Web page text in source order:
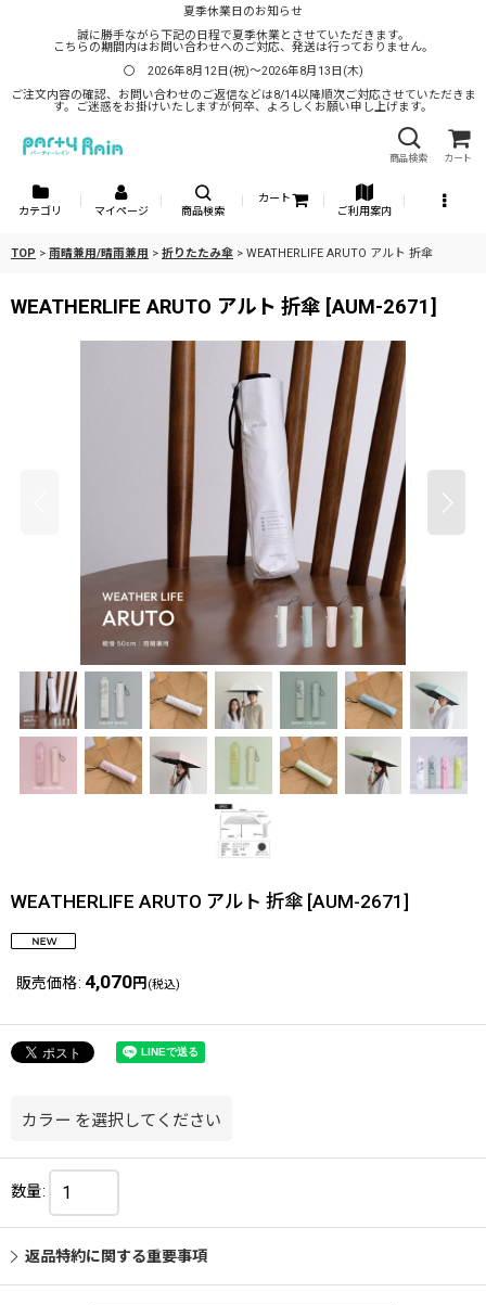
夏季休業日のお知らせ
誠に勝手ながら下記の日程で夏季休業とさせていただきます。
こちらの期間内はお問い合わせへのご対応、発送は行っておりません。
〇 2026年8月12日(祝)～2026年8月13日(木)
ご注文内容の確認、お問い合わせのご返信などは8/14以降順次ご対応させていただきま
す。ご迷惑をお掛けいたしますが何卒、よろしくお願い申し上げます。
商品検索 カート
カテゴリ マイページ 商品検索
カート
ご利用案内
TOP > 雨晴兼用/晴雨兼用 > 折りたたみ傘 > WEATHERLIFE ARUTO アルト 折傘
WEATHERLIFE ARUTO アルト 折傘 [AUM-2671]
WEATHERLIFE ARUTO アルト 折傘 [AUM-2671 ]
販売価格: 4,070円 (税込)
カラー を選択してください
数量:
返品特約に関する重要事項